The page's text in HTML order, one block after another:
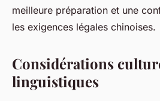
meilleure préparation et une
les exigences légales chinoises.
Considérations
linguistiques